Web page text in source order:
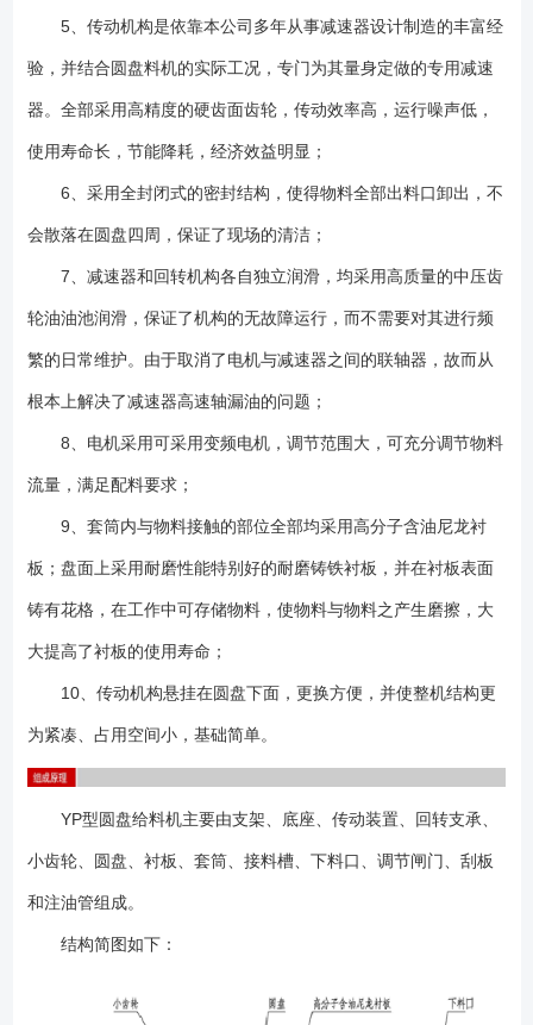
5、传动机构是依靠本公司多年从事减速器设计制造的丰富经
验，并结合圆盘料机的实际工况，专门为其量身定做的专用减速
器。全部采用高精度的硬齿面齿轮，传动效率高，运行噪声低，
使用寿命长，节能降耗，经济效益明显；
6、采用全封闭式的密封结构，使得物料全部出料口卸出，不
会散落在圆盘四周，保证了现场的清洁；
7、减速器和回转机构各自独立润滑，均采用高质量的中压齿
轮油油池润滑，保证了机构的无故障运行，而不需要对其进行频
繁的日常维护。由于取消了电机与减速器之间的联轴器，故而从
根本上解决了减速器高速轴漏油的问题；
8、电机采用可采用变频电机，调节范围大，可充分调节物料
流量，满足配料要求；
9、套筒内与物料接触的部位全部均采用高分子含油尼龙衬
板；盘面上采用耐磨性能特别好的耐磨铸铁衬板，并在衬板表面
铸有花格，在工作中可存储物料，使物料与物料之产生磨擦，大
大提高了衬板的使用寿命；
10、传动机构悬挂在圆盘下面，更换方便，并使整机结构更
为紧凑、占用空间小，基础简单。
YP型圆盘给料机主要由支架、底座、传动装置、回转支承、
小齿轮、圆盘、衬板、套筒、接料槽、下料口、调节闸门、刮板
和注油管组成。
结构简图如下：